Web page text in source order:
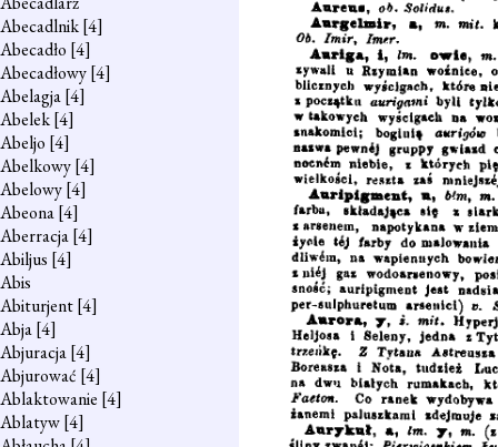
Abecadlnik[4]
Abecadło [4]
Abecadłowy[4]
Abelagja[4]
Abelek[4]
Abeljo [4]
Abelkowy[4]
Abelowy[4]
Abeona[4]
Aberracja[4]
Abiljus [4]
Abis
Abiturjent[4]
Abja[4]
Abjuracja[4]
Abjurować [4]
Ablaktowanie [4]
Ablatyw[4]